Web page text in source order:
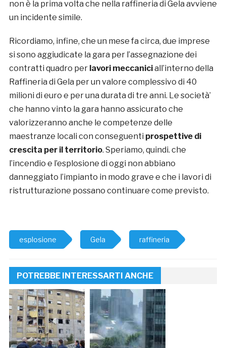
non è la prima volta che nella raffineria di Gela avviene
un incidente simile.
Ricordiamo, infine, che un mese fa circa, due imprese
si sono aggiudicate la gara per l’assegnazione dei
contratti quadro perlavori meccaniciall’interno della
Raffineria di Gela per un valore complessivo di 40
milioni di euro e per una durata di tre anni. Le società’
che hanno vinto la gara hanno assicurato che
valorizzeranno anche le competenze delle
maestranze locali con conseguenti prospettive di
crescita per il territorio. Speriamo, quindi. che
l’incendio e l’esplosione di oggi non abbiano
danneggiato l’impianto in modo grave e che i lavori di
ristrutturazione possano continuare come previsto.
esplosione Gela raffineria
POTREBBE INTERESSARTI ANCHE